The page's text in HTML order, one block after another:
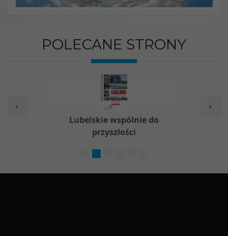
POLECANE STRONY
Lubelskie wspólnie do
przyszłości
‹ ›